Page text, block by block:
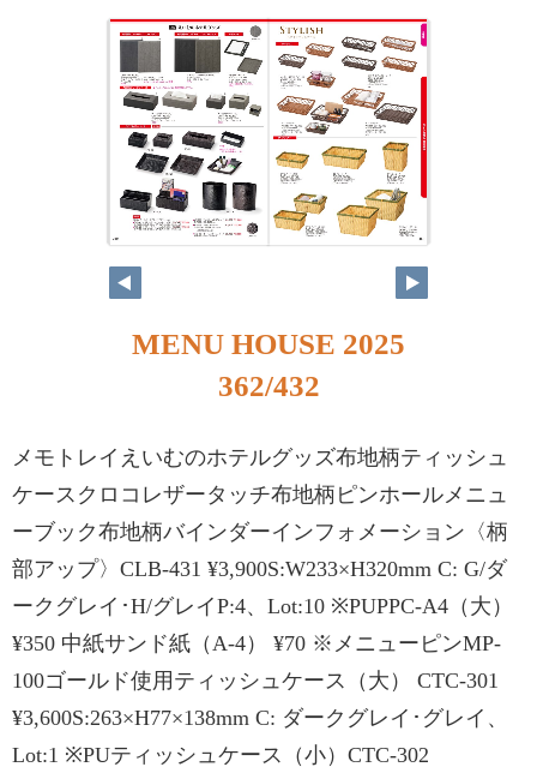
MENU HOUSE 2025
362/432
メモトレイえいむのホテルグッズ布地柄ティッシュ
ケースクロコレザータッチ布地柄ピンホールメニュ
ーブック布地柄バインダーインフォメーション〈柄
部アップ〉CLB-431 ¥3,900S:W233×H320mm C: G/ダ
ークグレイ･H/グレイP:4、Lot:10 ※PUPPC-A4（大）
¥350 中紙サンド紙（A-4） ¥70 ※メニューピンMP-
100ゴールド使用ティッシュケース（大） CTC-301
¥3,600S:263×H77×138mm C: ダークグレイ･グレイ、
Lot:1 ※PUティッシュケース（小）CTC-302